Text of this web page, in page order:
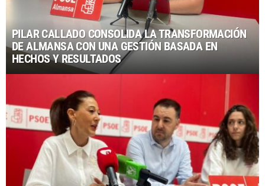
PILAR CALLADO CONSOLIDA LA TRANSFORMACIÓN
DE ALMANSA CON UNA GESTIÓN BASADA EN
HECHOS Y RESULTADOS